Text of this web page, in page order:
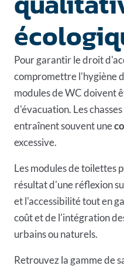
Pour garantir le droit
compromettre l'hygiène
modules de WC doivent
d'évacuation. Les
entraînent souvent une
excessive.
Les modules de toilettes
résultat d'une réflexion
et l'accessibilité tout en
coût et de l'intégration
urbains ou naturels.
Retrouvez la gamme de